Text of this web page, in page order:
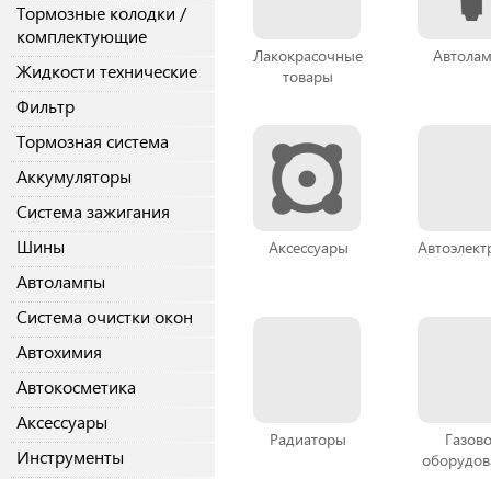
Тормозные колодки /
комплектующие
Жидкости технические
Фильтр
Тормозная система
Аккумуляторы
Система зажигания
Шины
Автолампы
Система очистки окон
Автохимия
Автокосметика
Аксессуары
Инструменты
Лакокрасочные
товары
Аксессуары
Радиаторы